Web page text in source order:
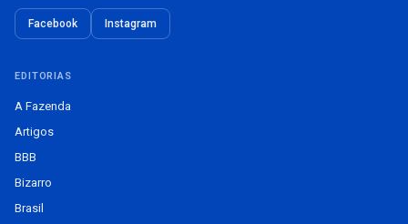
Facebook Instagram
EDITORIAS
A Fazenda
Artigos
BBB
Bizarro
Brasil